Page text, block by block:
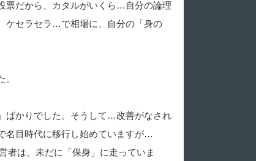
だから、カタルがいくら…自分の論理
ケセラセラ…で相場に、自分の「身の
ばかりでした。そうして…改善がなされ
名目時代に移行し始めていますが…
者は、未だに「保身」に走っていま